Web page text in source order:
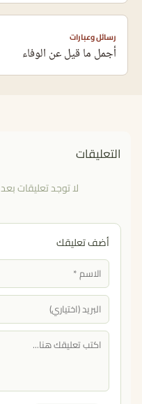
رسائل وعبارات
أجمل ما قيل عن الوفاء
التعليقات
لا توجد تعليقات
أضف تعليقك